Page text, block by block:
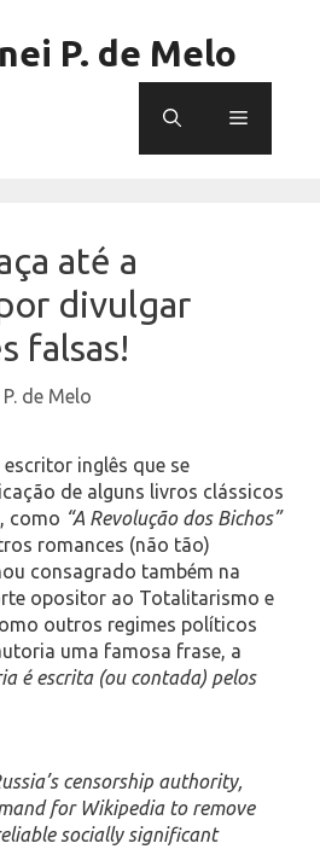
P. de Melo
Menu
até a
divulgar
falsas!
de Melo
inglês que se
de alguns livros clássicos
como “A Revolução dos Bichos”
romances (não tão)
consagrado também na
opositor ao Totalitarismo e
outros regimes políticos
uma famosa frase, a
é escrita (ou contada) pelos
censorship authority,
for Wikipedia to remove
socially significant